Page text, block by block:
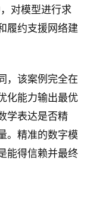
对模型进行求
履约支援网络建
，该案例完全在
化能力输出最优
学表达是否精
。精准的数字模
能得信赖并最终